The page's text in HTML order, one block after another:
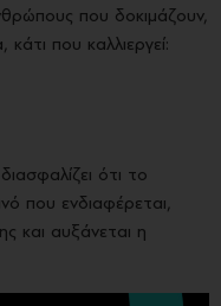
που δοκιμάζουν,
που καλλιεργεί:
διασφαλίζει ότι το
που ενδιαφέρεται,
και αυξάνεται η